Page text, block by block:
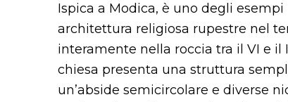
Ispica a Modica, è uno degli
architettura religiosa rupestre nel
interamente nella roccia tra il VI e il
chiesa presenta una struttura
un’abside semicircolare e diverse